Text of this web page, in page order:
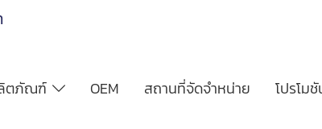
ตภัณฑ์ OEM สถานที่จัดจำหน่าย โปรโม